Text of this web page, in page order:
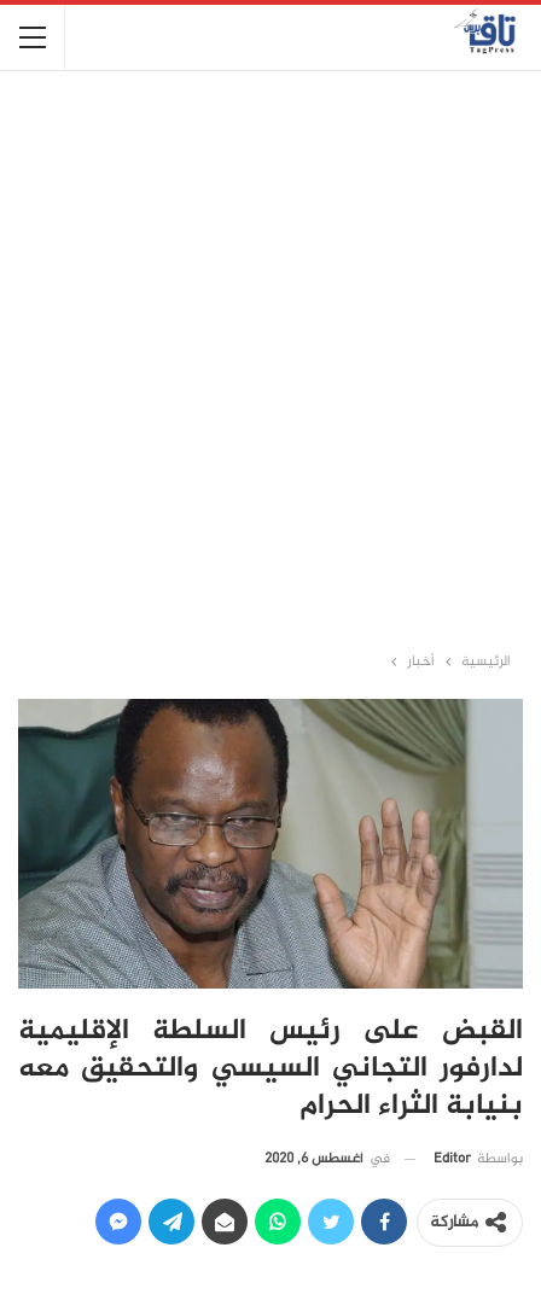
الرئيسية أخبار
القبض على رئيس السلطة الإقليمية
لدارفور التجاني السيسي والتحقيق معه
بنيابة الثراء الحرام
بواسطة Editor في أغسطس 6, 2020
مشاركة